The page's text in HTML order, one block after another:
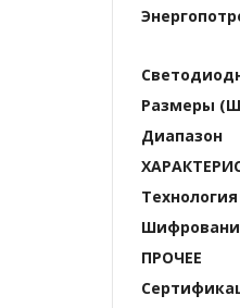
Размеры
Диапазон
ПРОЧЕЕ